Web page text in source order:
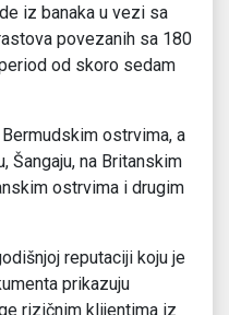
iz banaka u vezi sa
povezanih sa 180
od skoro sedam
ostrvima, a
Šangaju, na Britanskim
ostrvima i drugim
reputaciji koju je
prikazuju
rizičnim klijentima iz